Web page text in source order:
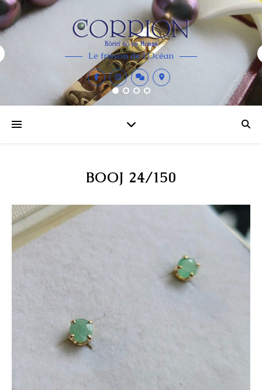
Le frisson de l'Océan
BOOJ 24/150